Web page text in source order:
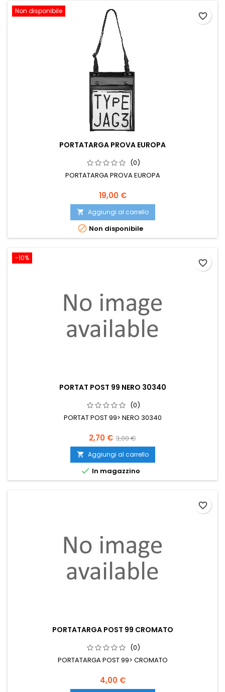
Non disponibile
PORTATARGA PROVA EUROPA
(0)
PORTATARGA PROVA EUROPA
Prezzo
19,00 €
 Aggiungi al carrello
 Non disponibile
favorite_border
-10%
PORTAT POST 99 NERO 30340
(0)
PORTAT POST 99> NERO 30340
Prezzo
2,70 € Prezzo
base
3,00 €
 Aggiungi al carrello
 In magazzino
favorite_border
PORTATARGA POST 99 CROMATO
(0)
PORTATARGA POST 99> CROMATO
Prezzo
4,00 €
favorite_border